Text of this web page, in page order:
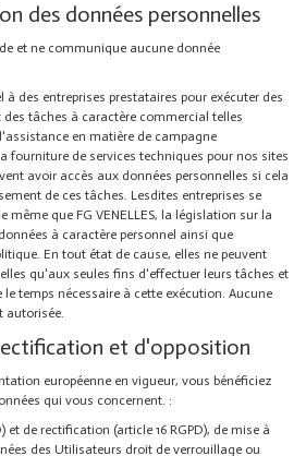
des données personnelles
et ne communique aucune donnée
à des entreprises prestataires pour exécuter des
tâches à caractère commercial telles
en matière de campagne
fourniture de services techniques pour nos sites
avoir accès aux données personnelles si cela
de ces tâches. Lesdites entreprises se
même que FG VENELLES, la législation sur la
à caractère personnel ainsi que
En tout état de cause, elles ne peuvent
qu'aux seules fins d'effectuer leurs tâches et
le temps nécessaire à cette exécution. Aucune
autorisée.
et d'opposition
européenne en vigueur, vous bénéficiez
qui vous concernent. :
et de rectification (article 16 RGPD), de mise à
des Utilisateurs droit de verrouillage ou